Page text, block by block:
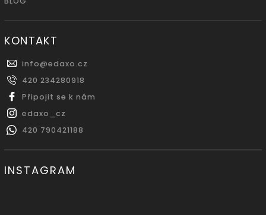
KONTAKT
info@edaxo.cz
420 234280918
Připojit se k nám
edaxo_cz
420 790421188
INSTAGRAM